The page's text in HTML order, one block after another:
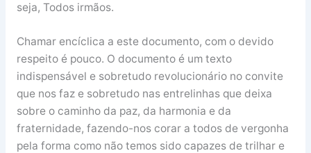
seja, Todos irmãos.
Chamar encíclica a este documento, com o devido
respeito é pouco. O documento é um texto
indispensável e sobretudo revolucionário no convite
que nos faz e sobretudo nas entrelinhas que deixa
sobre o caminho da paz, da harmonia e da
fraternidade, fazendo-nos corar a todos de vergonha
pela forma como não temos sido capazes de trilhar e